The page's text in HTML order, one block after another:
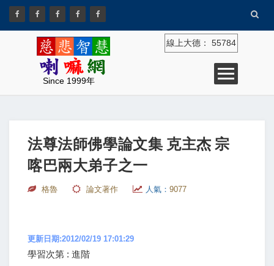
Since 1999年
線上大德： 55784
法尊法師佛學論文集 克主杰 宗
喀巴兩大弟子之一
格魯 論文著作 人氣： 9077
更新日期:2012/02/19 17:01:29
學習次第 : 進階